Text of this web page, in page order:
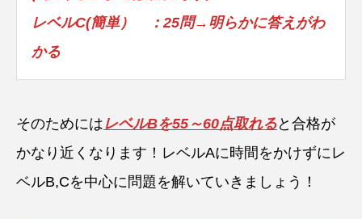
レベルC(簡単） ：25問→明らかに答えがわ
かる
そのためには レベルBを55～60点取れると合格が
かなり近くなります！レベルAに時間をかけずにレ
ベルB,Cを中心に問題を解いていきましょう！